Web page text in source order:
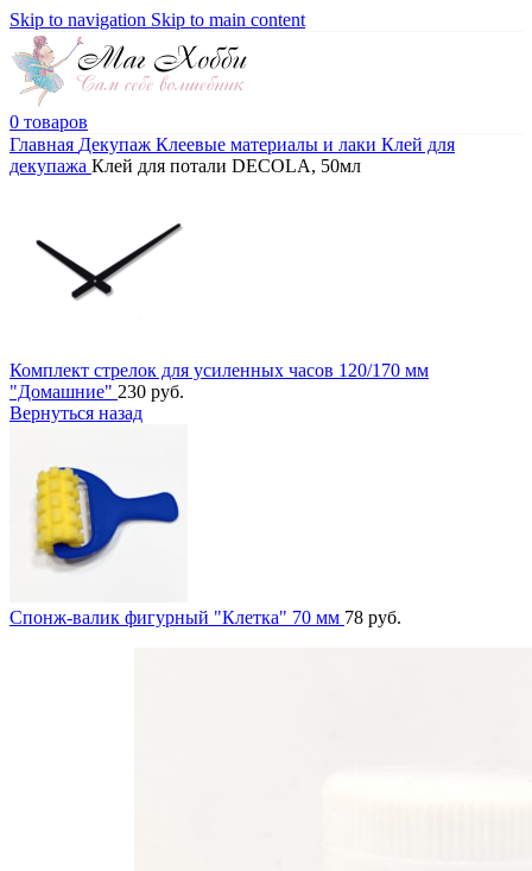
Skip to navigation Skip to main content
0 товаров
Главная Декупаж Клеевые материалы и лаки Клей для
декупажа Клей для потали DECOLA, 50мл
Комплект стрелок для усиленных часов 120/170 мм
"Домашние" 230 руб.
Вернуться назад
Спонж-валик фигурный "Клетка" 70 мм 78 руб.